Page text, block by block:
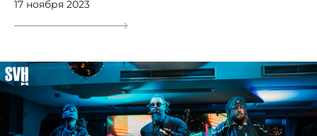
17 ноября 2023